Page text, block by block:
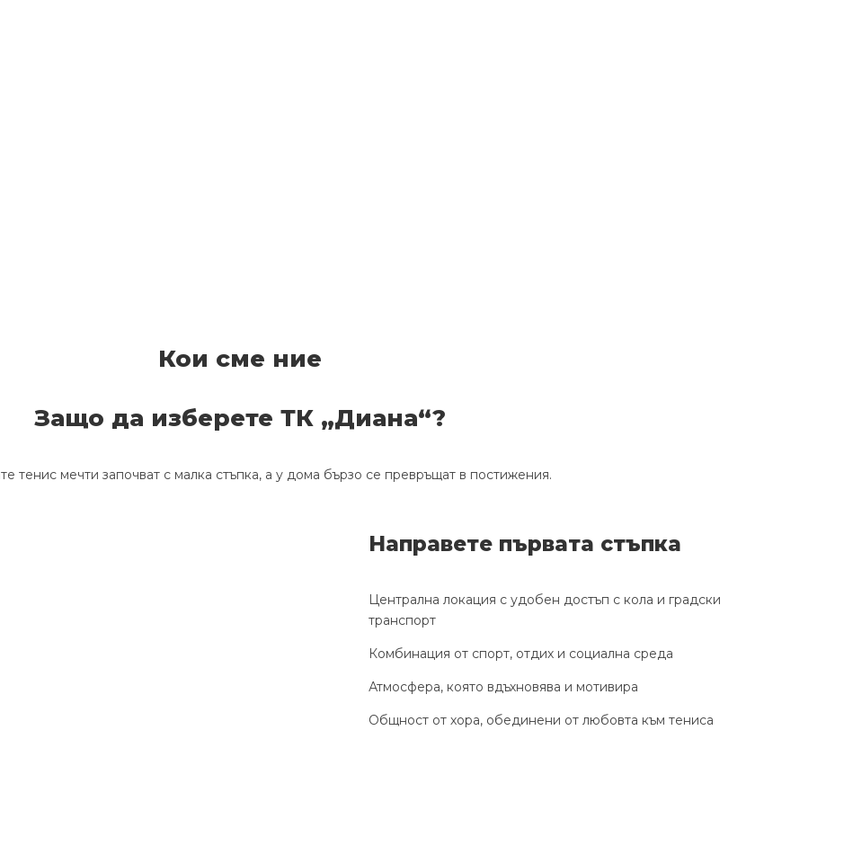
Кои сме ние
Защо да изберете ТК „Диана“?
тенис мечти започват с малка стъпка, а у дома бързо се превръщат в постижения.
Направете първата стъпка
Централна локация с удобен достъп с кола и градски
транспорт
Комбинация от спорт, отдих и социална среда
Атмосфера, която вдъхновява и мотивира
Общност от хора, обединени от любовта към тениса